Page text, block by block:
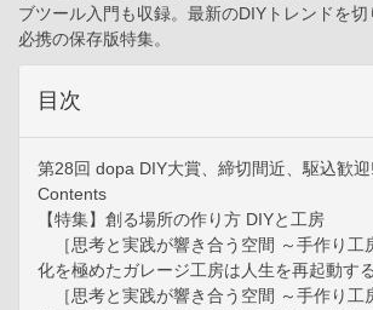
ブツール入門も収録。最新のDIYトレンドを切
必携の保存版特集。
目次
第28回 dopa DIY大賞、締切間近、駆込歓迎
Contents
【特集】創る場所の作り方 DIYと工房
［思考と実践が響き合う空間 ～手作り工
化を極めたガレージ工房は人生を再起動す
［思考と実践が響き合う空間 ～手作り工